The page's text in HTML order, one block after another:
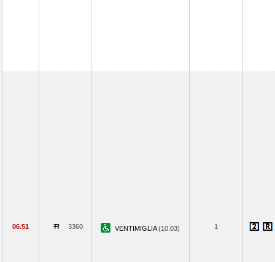
06.51 3360 VENTIMIGLIA(10.03) 1